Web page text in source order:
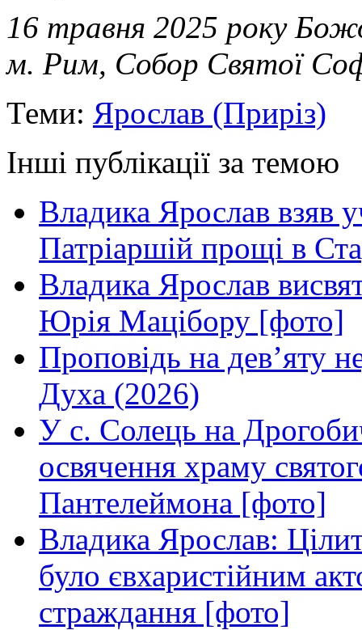
16 травня 2025 року
м. Рим, Собор Святої
Теми: Ярослав (Приріз)
Інші публікації за темою
Владика Ярослав взяв
Патріаршій прощі в
Владика Ярослав
Юрія Мацібору [фото]
Проповідь на дев’яту
Духа (2026)
У с. Солець на
освячення храму
Пантелеймона [фото]
Владика Ярослав:
було євхаристійним
страждання [фото]